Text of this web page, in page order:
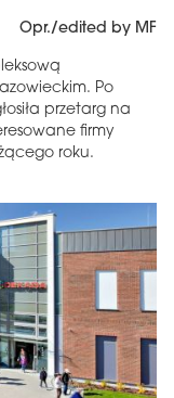
Opr./edited by MF
Po
przetarg na
firmy
roku.